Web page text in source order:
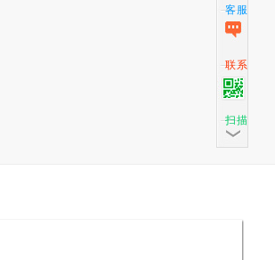
客服
联系
扫描